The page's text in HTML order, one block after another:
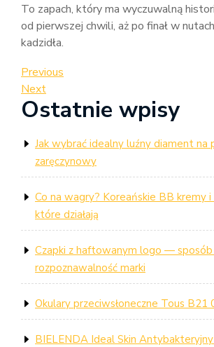
To zapach, który ma wyczuwalną
od pierwszej chwili, aż po finał w
kadzidła.
Nawigacja
wpisu
Previous
Post
Previous
Next
Post
Next
Ostatnie wpisy
Jak wybrać idealny luźny diament na
zaręczynowy
Co na wagry? Koreańskie BB kremy i
które działają
Czapki z haftowanym logo — sposób
rozpoznawalność marki
Okulary przeciwsłoneczne Tous B21
BIELENDA Ideal Skin